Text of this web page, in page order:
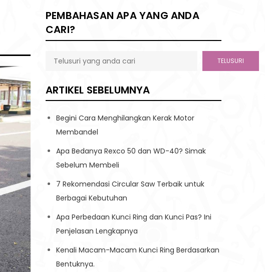
PEMBAHASAN APA YANG ANDA
CARI?
TELUSURI
ARTIKEL SEBELUMNYA
Begini Cara Menghilangkan Kerak Motor
Membandel
Apa Bedanya Rexco 50 dan WD-40? Simak
Sebelum Membeli
7 Rekomendasi Circular Saw Terbaik untuk
Berbagai Kebutuhan
Apa Perbedaan Kunci Ring dan Kunci Pas? Ini
Penjelasan Lengkapnya
Kenali Macam-Macam Kunci Ring Berdasarkan
Bentuknya.